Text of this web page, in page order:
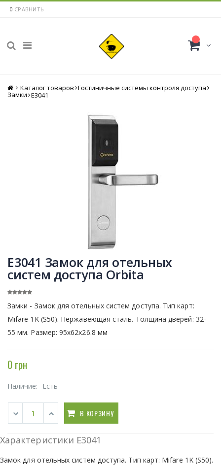
0 СРАВНИТЬ
Главная
Каталог товаров Гостиничные системы контроля доступа
Замки E3041
E3041 Замок для отельных
систем доступа Orbita
Замки - Замок для отельных систем доступа. Тип карт:
Mifare 1K (S50). Нержавеющая сталь. Толщина дверей: 32-
55 мм. Размер: 95x62x26.8 мм
0 грн
Наличие: Есть
В КОРЗИНУ
Характеристики E3041
Замок для отельных систем доступа. Тип карт: Mifare 1K (S50).